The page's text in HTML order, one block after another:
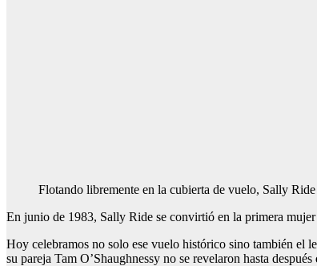
Flotando libremente en la cubierta de vuelo, Sally
En junio de 1983, Sally Ride se convirtió en la primera
Hoy celebramos no solo ese vuelo histórico sino también el
su pareja Tam O’Shaughnessy no se revelaron hasta